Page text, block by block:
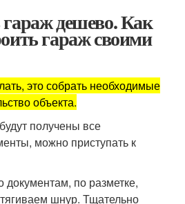
дешево. Как
гараж своими
это собрать необходимые
объекта.
получены все
можно приступать к
документам, по разметке,
шнур. Тщательно